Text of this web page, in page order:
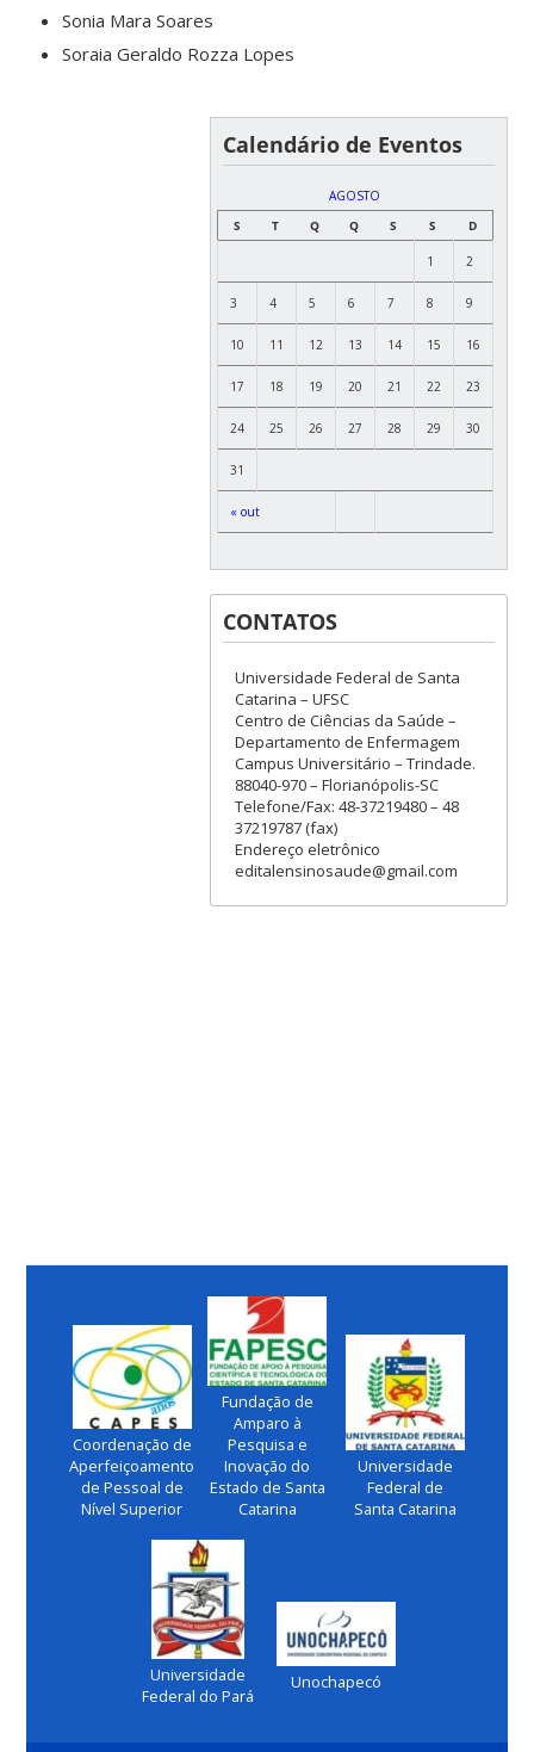
Sonia Mara Soares
Soraia Geraldo Rozza Lopes
Calendário de Eventos
AGOSTO
S
T Q Q S S D
« out
1 2
3 4 5 6 7 8 9
10 11 12 13 14 15 16
17 18 19 20 21 22 23
24 25 26 27 28 29 30
31
CONTATOS
Universidade Federal de Santa
Catarina – UFSC
Centro de Ciências da Saúde –
Departamento de Enfermagem
Campus Universitário – Trindade.
88040-970 – Florianópolis-SC
Telefone/Fax: 48-37219480 – 48
37219787 (fax)
Endereço eletrônico
editalensinosaude@gmail.com
Coordenação de
Aperfeiçoamento
de Pessoal de
Nível Superior
Fundação de
Amparo à
Pesquisa e
Inovação do
Estado de Santa
Catarina
Universidade
Federal de
Santa Catarina
Universidade
Federal do Pará
Unochapecó